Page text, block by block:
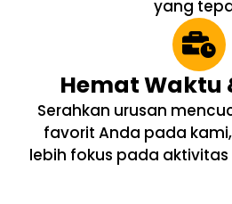
yang
Hemat Waktu
Serahkan urusan
favorit Anda pada
lebih fokus pada